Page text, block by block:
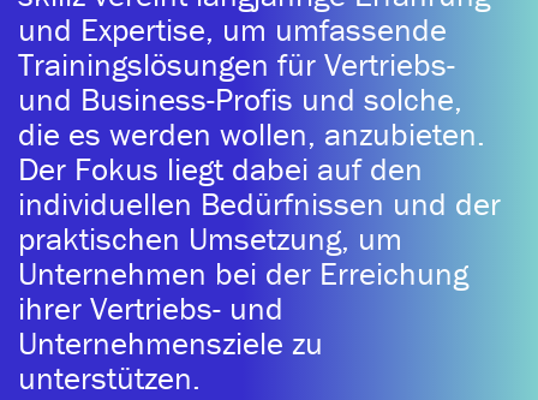
und Expertise, um umfassende
Trainingslösungen für Vertriebs-
und Business-Profis und solche,
die es werden wollen, anzubieten.
Der Fokus liegt dabei auf den
individuellen Bedürfnissen und der
praktischen Umsetzung, um
Unternehmen bei der Erreichung
ihrer Vertriebs- und
Unternehmensziele zu
unterstützen.